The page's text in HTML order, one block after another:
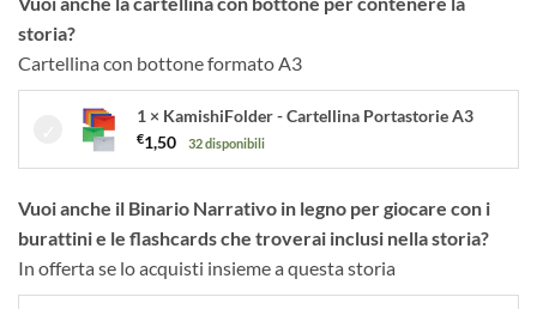
storia?
Cartellina con bottone formato A3
1 × KamishiFolder - Cartellina Portastorie A3
€1,50 32 disponibili
Vuoi anche il Binario Narrativo in legno per giocare con i
burattini e le flashcards che troverai inclusi nella storia?
In offerta se lo acquisti insieme a questa storia